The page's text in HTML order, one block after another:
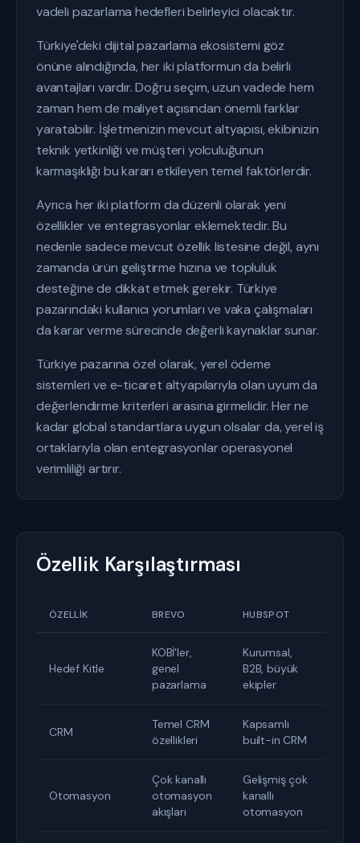
vadeli pazarlama hedefleri belirleyici olacaktır.
Türkiye'deki dijital pazarlama ekosistemi göz
önüne alındığında, her iki platformun da belirli
avantajları vardır. Doğru seçim, uzun vadede hem
zaman hem de maliyet açısından önemli farklar
yaratabilir. İşletmenizin mevcut altyapısı, ekibinizin
teknik yetkinliği ve müşteri yolculuğunun
karmaşıklığı bu kararı etkileyen temel faktörlerdir.
Ayrıca her iki platform da düzenli olarak yeni
özellikler ve entegrasyonlar eklemektedir. Bu
nedenle sadece mevcut özellik listesine değil, aynı
zamanda ürün geliştirme hızına ve topluluk
desteğine de dikkat etmek gerekir. Türkiye
pazarındaki kullanıcı yorumları ve vaka çalışmaları
da karar verme sürecinde değerli kaynaklar sunar.
Türkiye pazarına özel olarak, yerel ödeme
sistemleri ve e-ticaret altyapılarıyla olan uyum da
değerlendirme kriterleri arasına girmelidir. Her ne
kadar global standartlara uygun olsalar da, yerel iş
ortaklarıyla olan entegrasyonlar operasyonel
verimliliği artırır.
Özellik Karşılaştırması
ÖZELLIK BREVO HUBSPOT
Hedef Kitle
KOBİ'ler,
genel
pazarlama
Kurumsal,
B2B, büyük
ekipler
CRM
Temel CRM
özellikleri
Kapsamlı
built-in CRM
Otomasyon
Çok kanallı
otomasyon
akışları
Gelişmiş çok
kanallı
otomasyon